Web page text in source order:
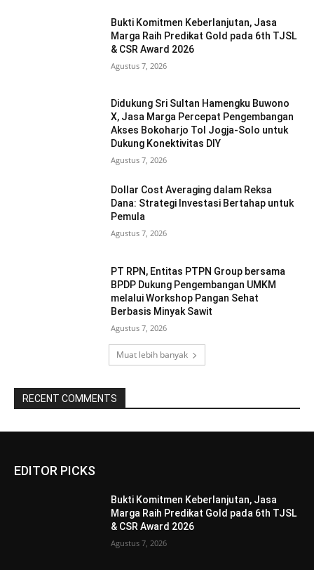
Bukti Komitmen Keberlanjutan, Jasa
Marga Raih Predikat Gold pada 6th TJSL
& CSR Award 2026
Agustus 7, 2026
Didukung Sri Sultan Hamengku Buwono
X, Jasa Marga Percepat Pengembangan
Akses Bokoharjo Tol Jogja-Solo untuk
Dukung Konektivitas DIY
Agustus 7, 2026
Dollar Cost Averaging dalam Reksa
Dana: Strategi Investasi Bertahap untuk
Pemula
Agustus 7, 2026
PT RPN, Entitas PTPN Group bersama
BPDP Dukung Pengembangan UMKM
melalui Workshop Pangan Sehat
Berbasis Minyak Sawit
Agustus 7, 2026
Muat lebih banyak
RECENT COMMENTS
EDITOR PICKS
Bukti Komitmen Keberlanjutan, Jasa
Marga Raih Predikat Gold pada 6th TJSL
& CSR Award 2026
Agustus 7, 2026